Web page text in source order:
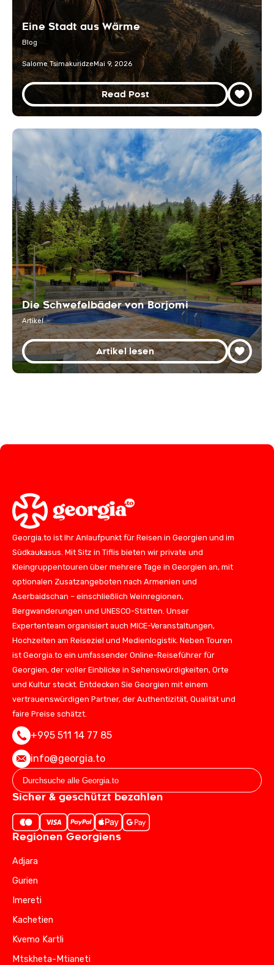
Eine Stadt aus Wärme
Blog
Salome TsimakuridzeMai 9, 2026
Read Post
Die Schwefelbäder von Borjomi
Artikel
Artikel lesen
Georgia.to ist Ihr Anlaufpunkt für Reisen in Georgien und im
Südkaukasus. Mit Sitz in Tiflis bieten wir private und
Kleingruppentouren über mehrere Tage in Georgien an, mit
optionalen Zusatzangeboten nach Armenien und
Aserbaidschan – einschließlich Weinregionen,
Bergwanderungen und UNESCO-Stätten. Unser
Expertenteam organisiert auch MICE-Veranstaltungen,
Hochzeiten am Reiseziel und Medienlogistik. Neben Touren
ist Georgia.to ein umfassender Online-Reiseführer für
Georgien, der voller Einblicke in Sehenswürdigkeiten, Orte
und Kultur steckt. Entdecken Sie Georgien mit einem
vertrauenswürdigen Partner, der Authentizität, Qualität und
faire Preise schätzt.
+995 511 14 77 85
info@georgia.to
Sicher & geschützt bezahlen
Regionen Georgiens
Adjara
Gurien
Imereti
Kachetien
Kvemo Kartli
Mtskheta-Mtianeti